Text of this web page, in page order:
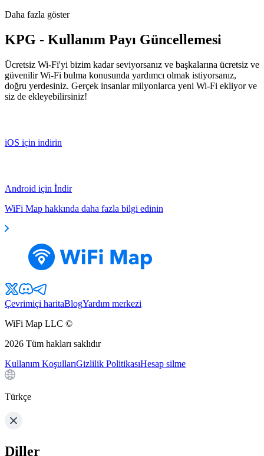
Daha fazla göster
KPG - Kullanım Payı Güncellemesi
Ücretsiz Wi-Fi'yi bizim kadar seviyorsanız ve başkalarına ücretsiz ve
güvenilir Wi-Fi bulma konusunda yardımcı olmak istiyorsanız,
doğru yerdesiniz. Gerçek insanlar milyonlarca yeni Wi-Fi ekliyor ve
siz de ekleyebilirsiniz!
iOS için indirin
Android için İndir
WiFi Map hakkında daha fazla bilgi edinin
Çevrimiçi haritaBlogYardım merkezi
WiFi Map LLC ©
2026 Tüm hakları saklıdır
Kullanım KoşullarıGizlilik PolitikasıHesap silme
Türkçe
Diller